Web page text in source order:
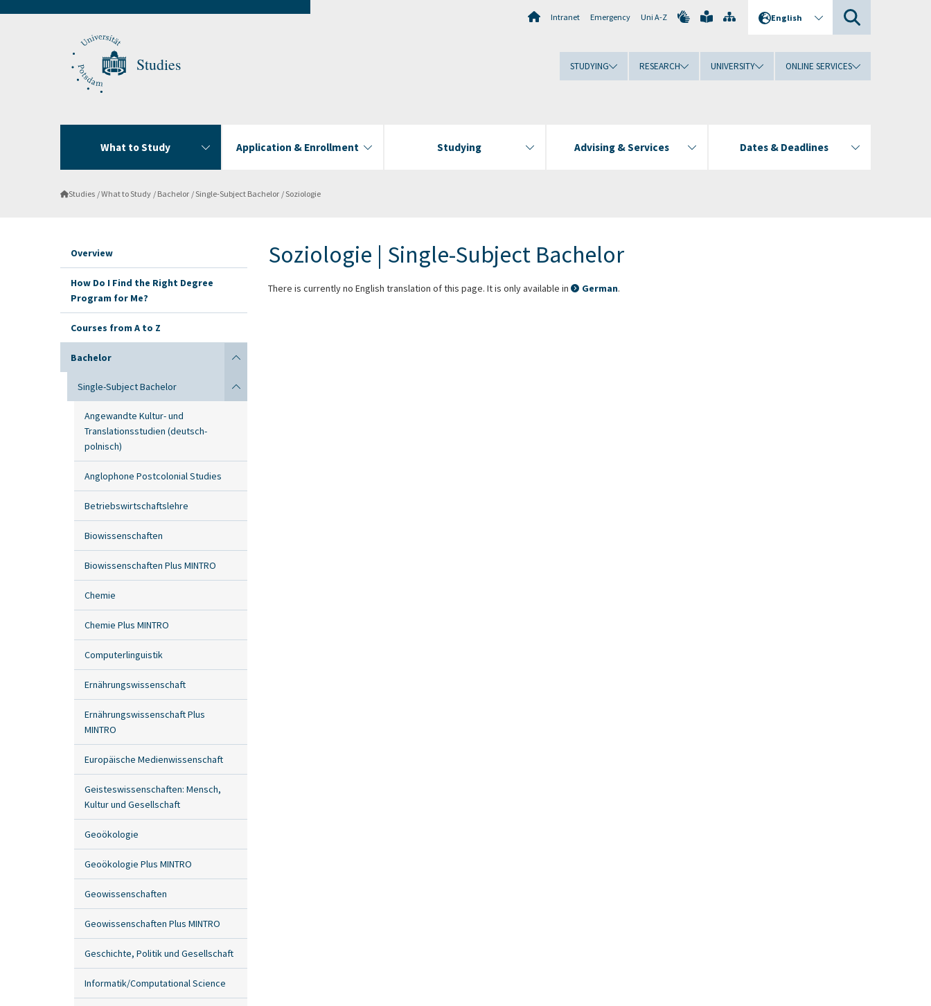
Studies
Intranet Emergency Uni A-Z English
STUDYING RESEARCH UNIVERSITY ONLINE SERVICES
What to Study Application & Enrollment Studying Advising & Services Dates & Deadlines
Studies What to Study Bachelor Single-Subject Bachelor Soziologie
Overview
How Do I Find the Right Degree
Program for Me?
Courses from A to Z
Bachelor
Single-Subject Bachelor
Angewandte Kultur- und
Translationsstudien (deutsch-
polnisch)
Anglophone Postcolonial Studies
Betriebswirtschaftslehre
Biowissenschaften
Biowissenschaften Plus MINTRO
Chemie
Chemie Plus MINTRO
Computerlinguistik
Ernährungswissenschaft
Ernährungswissenschaft Plus
MINTRO
Europäische Medienwissenschaft
Geisteswissenschaften: Mensch,
Kultur und Gesellschaft
Geoökologie
Geoökologie Plus MINTRO
Geowissenschaften
Geowissenschaften Plus MINTRO
Geschichte, Politik und Gesellschaft
Informatik/Computational Science
Soziologie | Single-Subject Bachelor
There is currently no English translation of this page. It is only available in German.